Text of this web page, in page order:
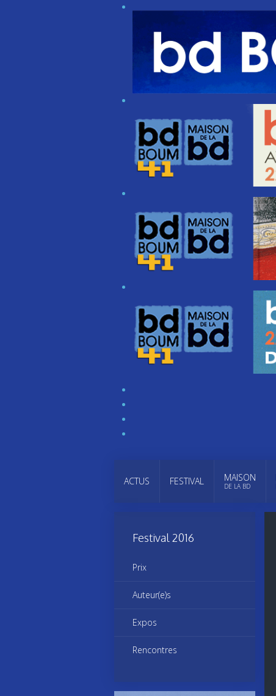
ACTUS FESTIVAL MAISON
DE LA BD
Festival 2016
Prix
Auteur(e)s
Expos
Rencontres